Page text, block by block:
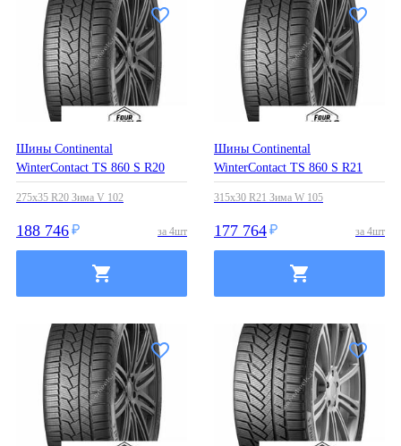
Шины Continental
WinterContact TS 860 S R20
275x35 R20 Зима V 102
188 746 за 4шт
Шины Continental
WinterContact TS 860 S R21
315x30 R21 Зима W 105
177 764 за 4шт